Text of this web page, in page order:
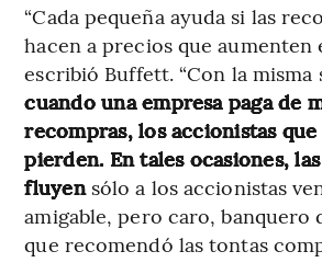
“Cada pequeña ayuda si las
hacen a precios que aumenten
escribió Buffett. “Con la misma
cuando una empresa paga de
recompras, los accionistas
pierden. En tales ocasiones,
fluyensólo a los accionistas
amigable, pero caro, banquero
que recomendó las tontas